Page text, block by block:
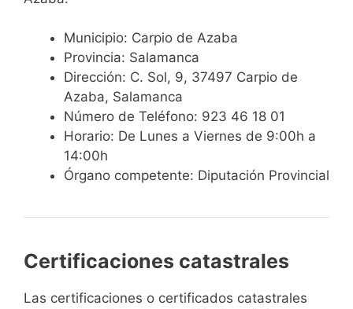
Municipio: Carpio de Azaba
Provincia: Salamanca
Dirección: C. Sol, 9, 37497 Carpio de
Azaba, Salamanca
Número de Teléfono: 923 46 18 01
Horario: De Lunes a Viernes de 9:00h a
14:00h
Órgano competente: Diputación Provincial
Certificaciones catastrales
Las certificaciones o certificados catastrales